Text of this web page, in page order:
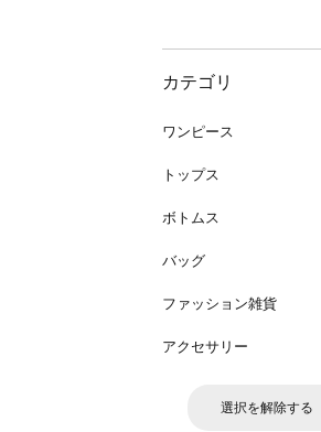
カテゴリ
ワンピース
トップス
ボトムス
バッグ
ファッション雑貨
アクセサリー
選択を解除する